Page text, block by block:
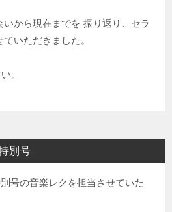
から現在までを 振り返り、セラ
いただきました。
。
別号
号の音楽レクを担当させていた